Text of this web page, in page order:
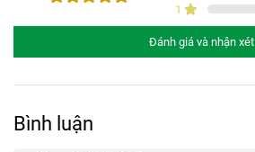
1
Đánh giá và nhận xét
Bình luận